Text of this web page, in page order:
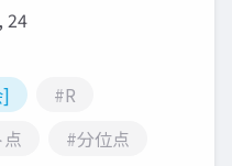
24
]
#R
#分位点